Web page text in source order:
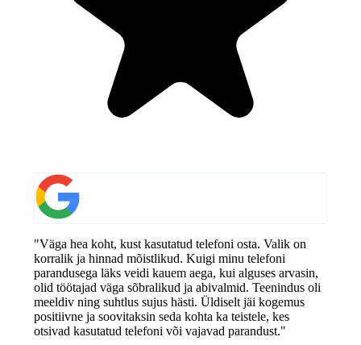
"Väga hea koht, kust kasutatud telefoni osta. Valik on
korralik ja hinnad mõistlikud. Kuigi minu telefoni
parandusega läks veidi kauem aega, kui alguses arvasin,
olid töötajad väga sõbralikud ja abivalmid. Teenindus oli
meeldiv ning suhtlus sujus hästi. Üldiselt jäi kogemus
positiivne ja soovitaksin seda kohta ka teistele, kes
otsivad kasutatud telefoni või vajavad parandust."